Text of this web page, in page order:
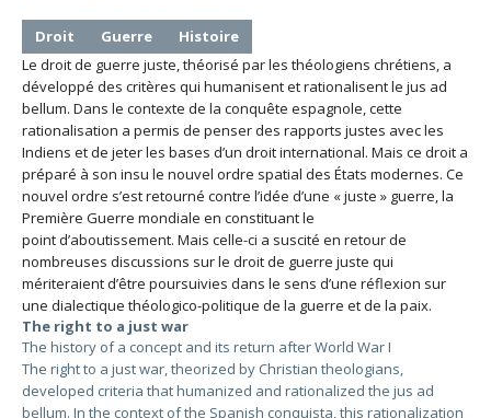
Droit Guerre
Histoire
Le droit de guerre juste, théorisé par les théologiens chrétiens, a
développé des critères qui humanisent et rationalisent le jus ad
bellum. Dans le contexte de la conquête espagnole, cette
rationalisation a permis de penser des rapports justes avec les
Indiens et de jeter les bases d’un droit international. Mais ce droit a
préparé à son insu le nouvel ordre spatial des États modernes. Ce
nouvel ordre s’est retourné contre l’idée d’une « juste » guerre, la
Première Guerre mondiale en constituant le
point d’aboutissement. Mais celle-ci a suscité en retour de
nombreuses discussions sur le droit de guerre juste qui
mériteraient d’être poursuivies dans le sens d’une réflexion sur
une dialectique théologico-politique de la guerre et de la paix.
The right to a just war
The history of a concept and its return after World War I
The right to a just war, theorized by Christian theologians,
developed criteria that humanized and rationalized the jus ad
bellum. In the context of the Spanish conquista, this rationalization